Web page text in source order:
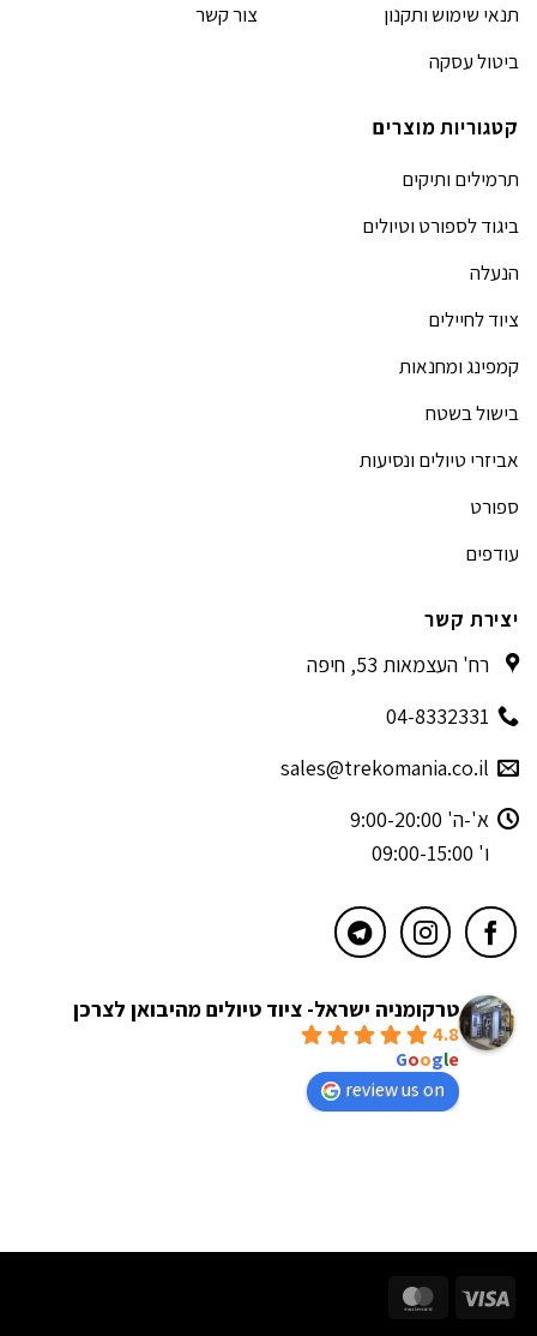
תנאי שימוש ותקנון
ביטול עסקה
צור קשר
קטגוריות מוצרים
תרמילים ותיקים
ביגוד לספורט וטיולים
הנעלה
ציוד לחיילים
קמפינג ומחנאות
בישול בשטח
אביזרי טיולים ונסיעות
ספורט
עודפים
יצירת קשר
רח' העצמאות 53, חיפה
04-8332331
sales@trekomania.co.il
א'-ה' 9:00-20:00
ו' 09:00-15:00
טרקומניה ישראל- ציוד טיולים מהיבואן לצרכן
4.8
Google
review us on
Visa